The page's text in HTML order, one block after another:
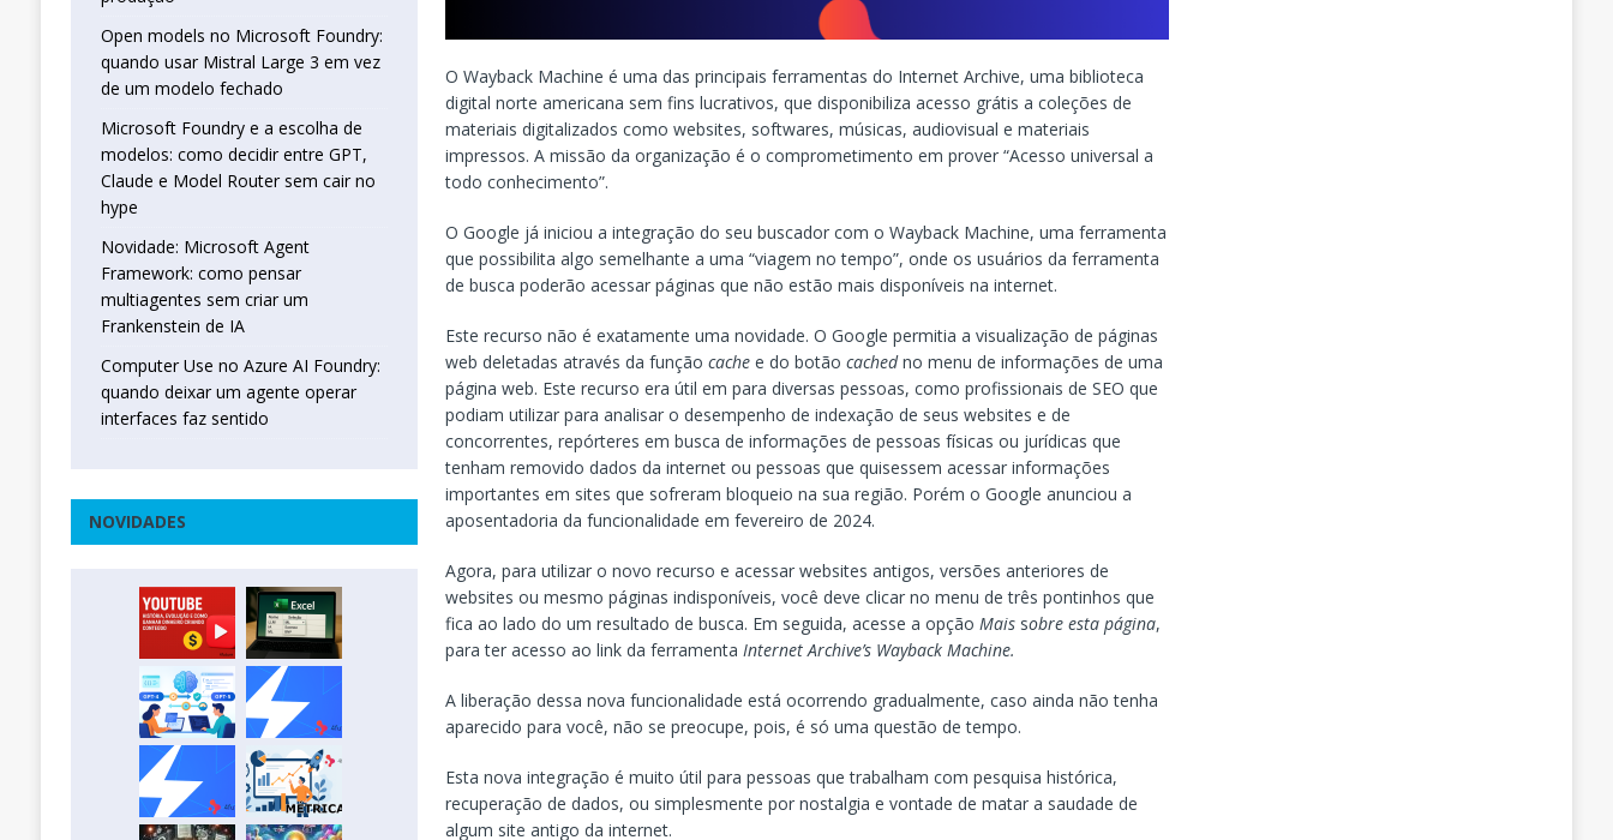
O Wayback Machine é uma das principais ferramentas do Internet Archive, uma biblioteca
digital norte americana sem fins lucrativos, que disponibiliza acesso grátis a coleções de
materiais digitalizados como websites, softwares, músicas, audiovisual e materiais
impressos. A missão da organização é o comprometimento em prover “Acesso universal a
todo conhecimento”.
O Google já iniciou a integração do seu buscador com o Wayback Machine, uma ferramenta
que possibilita algo semelhante a uma “viagem no tempo”, onde os usuários da ferramenta
de busca poderão acessar páginas que não estão mais disponíveis na internet.
Este recurso não é exatamente uma novidade. O Google permitia a visualização de páginas
web deletadas através da funçãocache e do botãocachedno menu de informações de uma
página web. Este recurso era útil em para diversas pessoas, como profissionais de SEO que
podiam utilizar para analisar o desempenho de indexação de seus websites e de
concorrentes, repórteres em busca de informações de pessoas físicas ou jurídicas que
tenham removido dados da internet ou pessoas que quisessem acessar informações
importantes em sites que sofreram bloqueio na sua região. Porém o Google anunciou a
aposentadoria da funcionalidade em fevereiro de 2024.
Agora, para utilizar o novo recurso e acessar websites antigos, versões anteriores de
websites ou mesmo páginas indisponíveis, você deve clicar no menu de três pontinhos que
fica ao lado do um resultado de busca. Em seguida, acesse a opção Mais sobre esta página,
para ter acesso ao link da ferramenta Internet Archive’s Wayback Machine.
A liberação dessa nova funcionalidade está ocorrendo gradualmente, caso ainda não tenha
aparecido para você, não se preocupe, pois, é só uma questão de tempo.
Esta nova integração é muito útil para pessoas que trabalham com pesquisa histórica,
recuperação de dados, ou simplesmente por nostalgia e vontade de matar a saudade de
algum site antigo da internet.
Open models no Microsoft Foundry:
quando usar Mistral Large 3 em vez
de um modelo fechado
Microsoft Foundry e a escolha de
modelos: como decidir entre GPT,
Claude e Model Router sem cair no
hype
Novidade: Microsoft Agent
Framework: como pensar
multiagentes sem criar um
Frankenstein de IA
Computer Use no Azure AI Foundry:
quando deixar um agente operar
interfaces faz sentido
NOVIDADES